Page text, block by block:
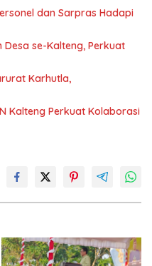
dan Sarpras Hadapi
Desa se-Kalteng, Perkuat
Karhutla,
Kalteng Perkuat Kolaborasi